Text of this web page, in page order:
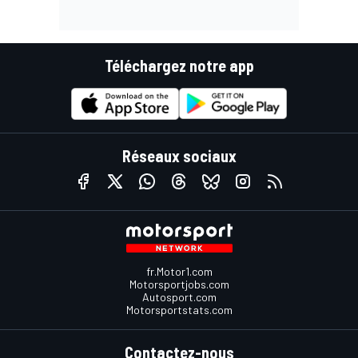
Téléchargez notre app
Réseaux sociaux
fr.Motor1.com
Motorsportjobs.com
Autosport.com
Motorsportstats.com
Contactez-nous